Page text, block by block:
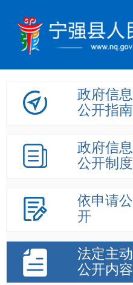
政府信息
公开指南
政府信息
公开制度
依申请公
开
法定主动
公开内容